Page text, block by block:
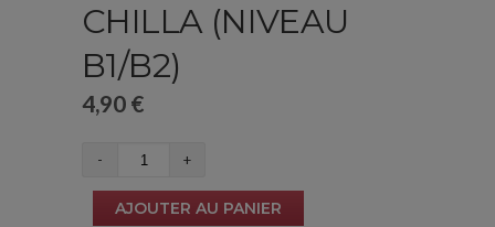
CHILLA (NIVEAU
B1/B2)
4,90 €
quantité
Chanson
AJOUTER AU PANIER